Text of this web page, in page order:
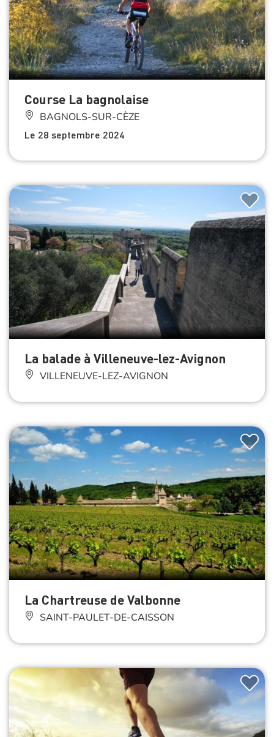
Course La bagnolaise
BAGNOLS-SUR-CÈZE
Le 28 septembre 2024
La balade à Villeneuve-lez-Avignon
VILLENEUVE-LEZ-AVIGNON
La Chartreuse de Valbonne
SAINT-PAULET-DE-CAISSON